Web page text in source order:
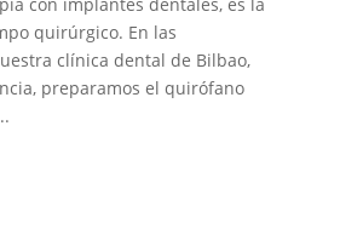
quirúrgico. En las
clínica dental de Bilbao,
preparamos el quirófano